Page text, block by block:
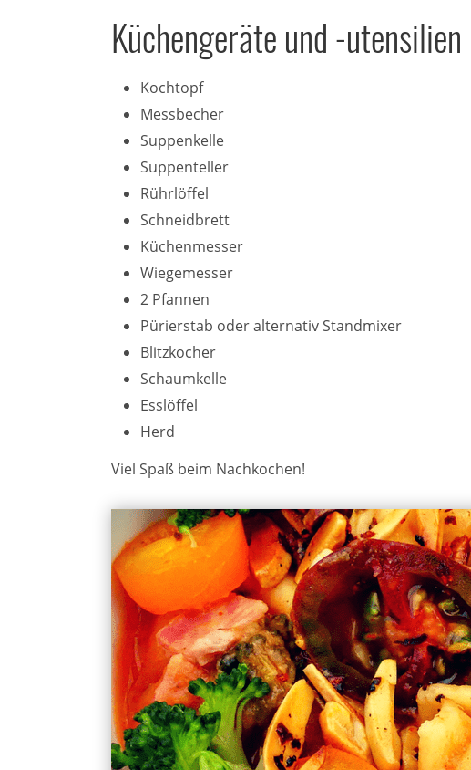
Küchengeräte und -utensilien
Kochtopf
Messbecher
Suppenkelle
Suppenteller
Rührlöffel
Schneidbrett
Küchenmesser
Wiegemesser
2 Pfannen
Pürierstab oder alternativ Standmixer
Blitzkocher
Schaumkelle
Esslöffel
Herd
Viel Spaß beim Nachkochen!